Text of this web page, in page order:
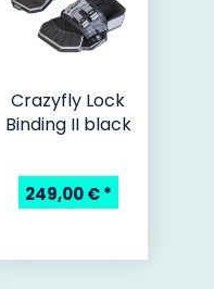
Crazyfly Lock
Binding II black
249,00 €*